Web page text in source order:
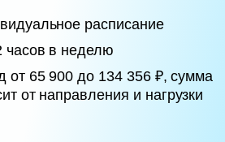
расписание
часов в неделю
от 65 900 до 134 356 ₽, сумма
от направления и нагрузки